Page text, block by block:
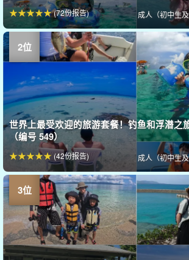
成人（初中生
(72份报告)
世界上最受欢迎的旅游套餐！钓鱼和浮潜之
（编号 549）
成人（初中生
(42份报告)